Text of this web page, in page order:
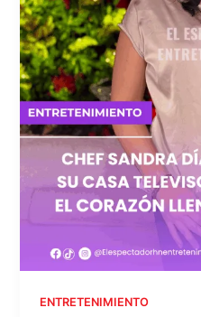
ENTRETENIMIENTO